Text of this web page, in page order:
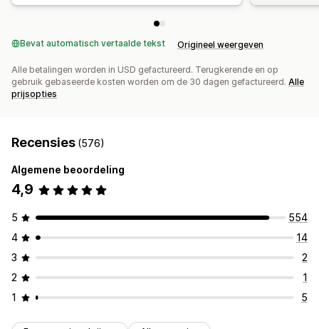
Bevat automatisch vertaalde tekst Origineel weergeven
Alle betalingen worden in USD gefactureerd. Terugkerende en op
gebruik gebaseerde kosten worden om de 30 dagen gefactureerd. Alle
prijsopties
Recensies (576)
Algemene beoordeling
4,9
5
554
4
14
3
2
2
1
1
5